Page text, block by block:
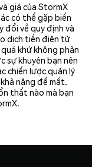
giá của StormX
có thể gặp biến
về quy định và
dịch tiền điện tử
khứ không phản
sự khuyên bạn nên
chiến lược quản lý
năng để mất.
thất nào mà bạn